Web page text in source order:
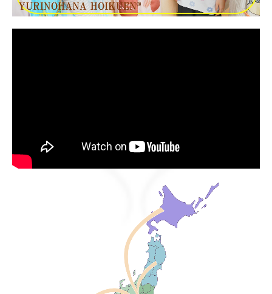
募集要項 保育士（正社員） 発達サポート専門職
よくある質問
託児利用について